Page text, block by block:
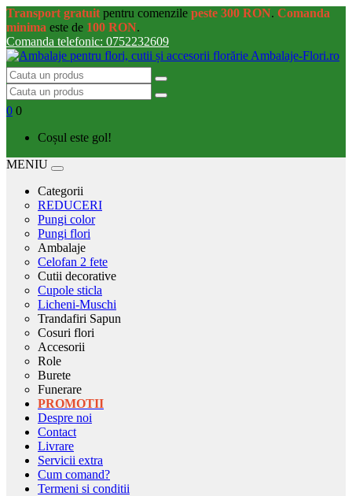
Transport gratuit pentru comenzile peste 300 RON. Comanda
minima este de 100 RON.
Comanda telefonic: 0752232609
0 0
Coșul este gol!
MENIU
Categorii
REDUCERI
Pungi color
Pungi flori
Ambalaje
Celofan 2 fete
Cutii decorative
Cupole sticla
Licheni-Muschi
Trandafiri Sapun
Cosuri flori
Accesorii
Role
Burete
Funerare
PROMOTII
Despre noi
Contact
Livrare
Servicii extra
Cum comand?
Termeni si conditii